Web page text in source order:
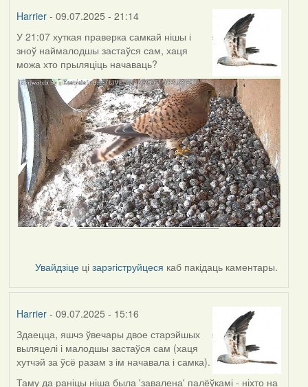
Harrier- 09.07.2025 - 21:14
У 21:07 хуткая праверка самкай нішы і
зноў наймалодшы застаўся сам, хаця
можа хто прыляціць начаваць?
Увайдзіце цізарэгіструйцеся каб пакідаць каментары.
Harrier- 09.07.2025 - 15:16
Здаецца, яшчэ ўвечары двое старэйшых
выляцелі і малодшы застаўся сам (хаця
хутчэй за ўсё разам з ім начавала і самка).
Таму да раніцы ніша была 'завалена' палёўкамі - ніхто на